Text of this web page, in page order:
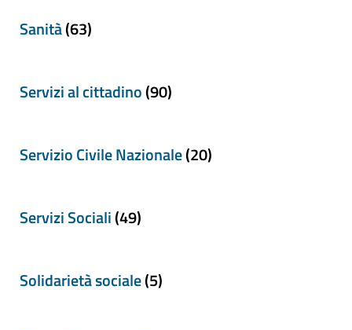
Sanità(63)
Servizi al cittadino(90)
Servizio Civile Nazionale(20)
Servizi Sociali(49)
Solidarietà sociale(5)